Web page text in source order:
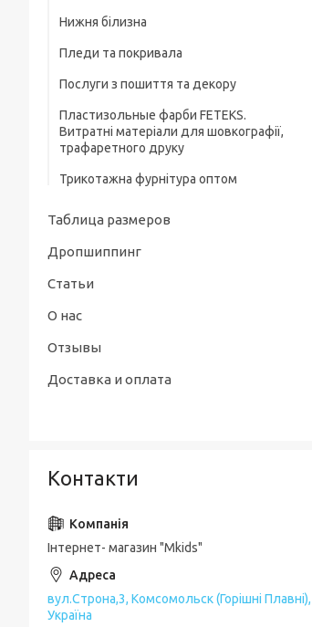
Дівчаткам
Боді для малюків
Комбінезони, сліпи
Ясельні костюми та комплекти
Пісочники, напівкомбінезони
Дитячі сорочечки, кофточки та повзуни
Нижня білизна
Пледи та покривала
Послуги з пошиття та декору
Пластизольные фарби FETEKS.
Витратні матеріали для шовкографії,
трафаретного друку
Трикотажна фурнітура оптом
Таблица размеров
Дропшиппинг
Статьи
О нас
Отзывы
Доставка и оплата
Контакти
Інтернет- магазин "Mkids"
вул.Строна,3, Комсомольск (Горішні Плавні),
Україна